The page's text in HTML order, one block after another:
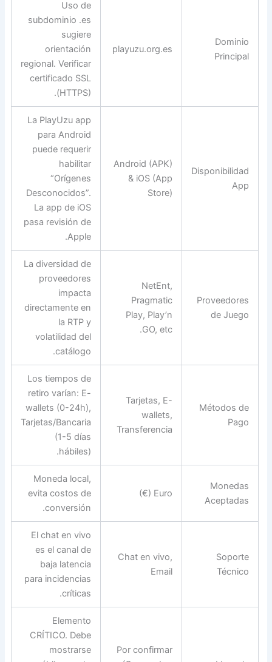
Dominio
Principal
playuzu.org.es
Uso de
subdominio .es
sugiere
orientación
regional. Verificar
certificado SSL
(HTTPS).
Disponibilidad
App
Android (APK)
& iOS (App
Store)
La PlayUzu app
para Android
puede requerir
habilitar
“Orígenes
Desconocidos”.
La app de iOS
pasa revisión de
Apple.
Proveedores
de Juego
NetEnt,
Pragmatic
Play, Play’n
GO, etc.
La diversidad de
proveedores
impacta
directamente en
la RTP y
volatilidad del
catálogo.
Métodos de
Pago
Tarjetas, E-
wallets,
Transferencia
Los tiempos de
retiro varían: E-
wallets (0-24h),
Tarjetas/Bancaria
(1-5 días
hábiles).
Monedas
Aceptadas
Euro (€)
Moneda local,
evita costos de
conversión.
Soporte
Técnico
Chat en vivo,
Email
El chat en vivo
es el canal de
baja latencia
para incidencias
críticas.
Por confirmar
Elemento
CRÍTICO. Debe
mostrarse